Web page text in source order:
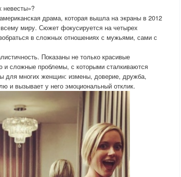
невесты»?
драма, которая вышла на экраны в 2012
миру. Сюжет фокусируется на четырех
в сложных отношениях с мужьями, сами с
Показаны не только красивые
сложные проблемы, с которыми сталкиваются
для многих женщин: измены, доверие, дружба,
и вызывает у него эмоциональный отклик.